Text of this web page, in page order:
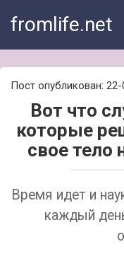
fromlife.net
Пост опубликован:
Вот что
которые
свое тело
Время идет и
каждый